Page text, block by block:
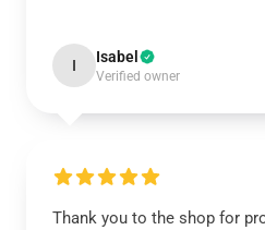
I Isabel
Verified owner
Thank you to the shop for